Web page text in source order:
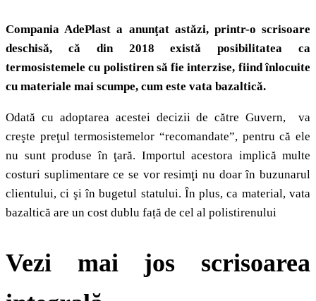
Compania AdePlast a anunţat astăzi, printr-o scrisoare
deschisă, că din 2018 există posibilitatea ca
termosistemele cu polistiren să fie interzise, fiind înlocuite
cu materiale mai scumpe, cum este vata bazaltică.
Odată cu adoptarea acestei decizii de către Guvern, va
creşte preţul termosistemelor “recomandate”, pentru că ele
nu sunt produse în ţară. Importul acestora implică multe
costuri suplimentare ce se vor resimţi nu doar în buzunarul
clientului, ci şi în bugetul statului. În plus, ca material, vata
bazaltică are un cost dublu față de cel al polistirenului
Vezi mai jos scrisoarea